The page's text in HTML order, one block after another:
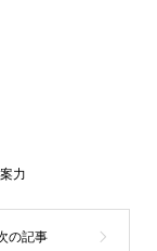
力